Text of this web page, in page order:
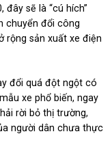
sẽ là “cú hích”
chuyển đổi công
rộng sản xuất xe điện
đổi quá đột ngột có
xe phổ biến, ngay
rời bỏ thị trường,
người dân chưa thực